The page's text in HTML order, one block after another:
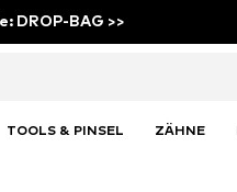
DROP-BAG >>
TOOLS & PINSEL ZÄHNE